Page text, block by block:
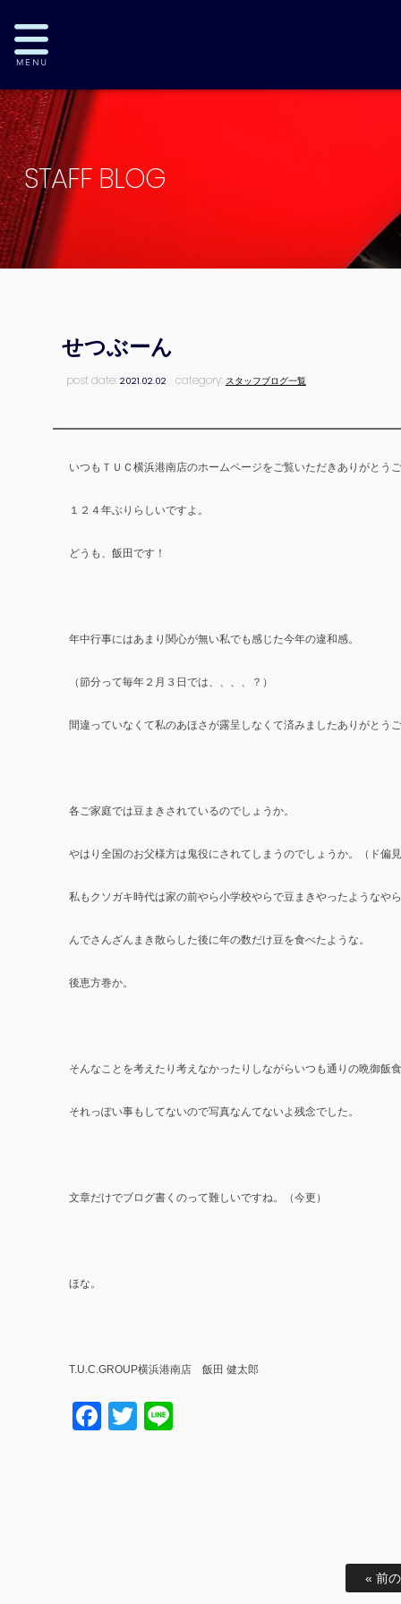
STAFF BLOG
せつぶーん
post date:2021.02.02 category: スタッフブログ一覧
いつもＴＵＣ横浜港南店のホームページをご覧いただきありがとうご
１２４年ぶりらしいですよ。
どうも、飯田です！
年中行事にはあまり関心が無い私でも感じた今年の違和感。
（節分って毎年２月３日では、、、、？）
間違っていなくて私のあほさが露呈しなくて済みましたありがとうご
各ご家庭では豆まきされているのでしょうか。
やはり全国のお父様方は鬼役にされてしまうのでしょうか。（ド偏見
私もクソガキ時代は家の前やら小学校やらで豆まきやったようなやら
んでさんざんまき散らした後に年の数だけ豆を食べたような。
後恵方巻か。
そんなことを考えたり考えなかったりしながらいつも通りの晩御飯
それっぽい事もしてないので写真なんてないよ残念でした。
文章だけでブログ書くのって難しいですね。（今更）
ほな。
T.U.C.GROUP横浜港南店 飯田 健太郎
Facebook
Twitter
« 前